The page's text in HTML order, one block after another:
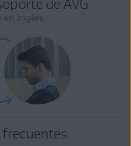
de AVG
en inglés